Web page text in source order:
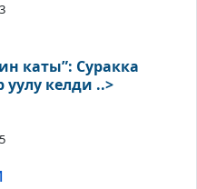
каты”: Суракка
уулу келди ..>